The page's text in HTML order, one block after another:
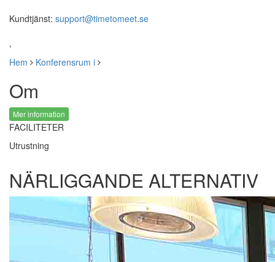
Kundtjänst: support@timetomeet.se
,
Hem
Konferensrum i
Om
Mer information
FACILITETER
Utrustning
NÄRLIGGANDE ALTERNATIV